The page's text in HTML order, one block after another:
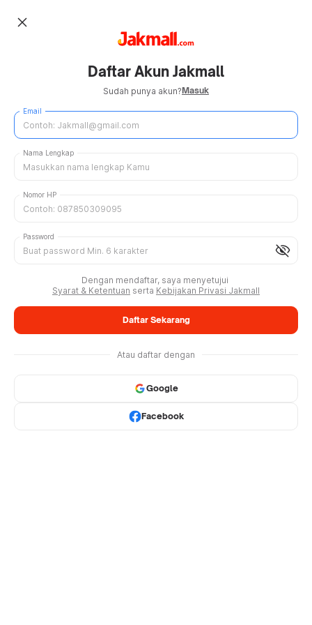
close
Daftar Akun Jakmall
Sudah punya akun?Masuk
Email
Nama Lengkap
Nomor HP
visibility_off
Password
Dengan mendaftar, saya menyetujui
Syarat & Ketentuan serta Kebijakan Privasi Jakmall
Daftar Sekarang
Atau daftar dengan
Google
Facebook